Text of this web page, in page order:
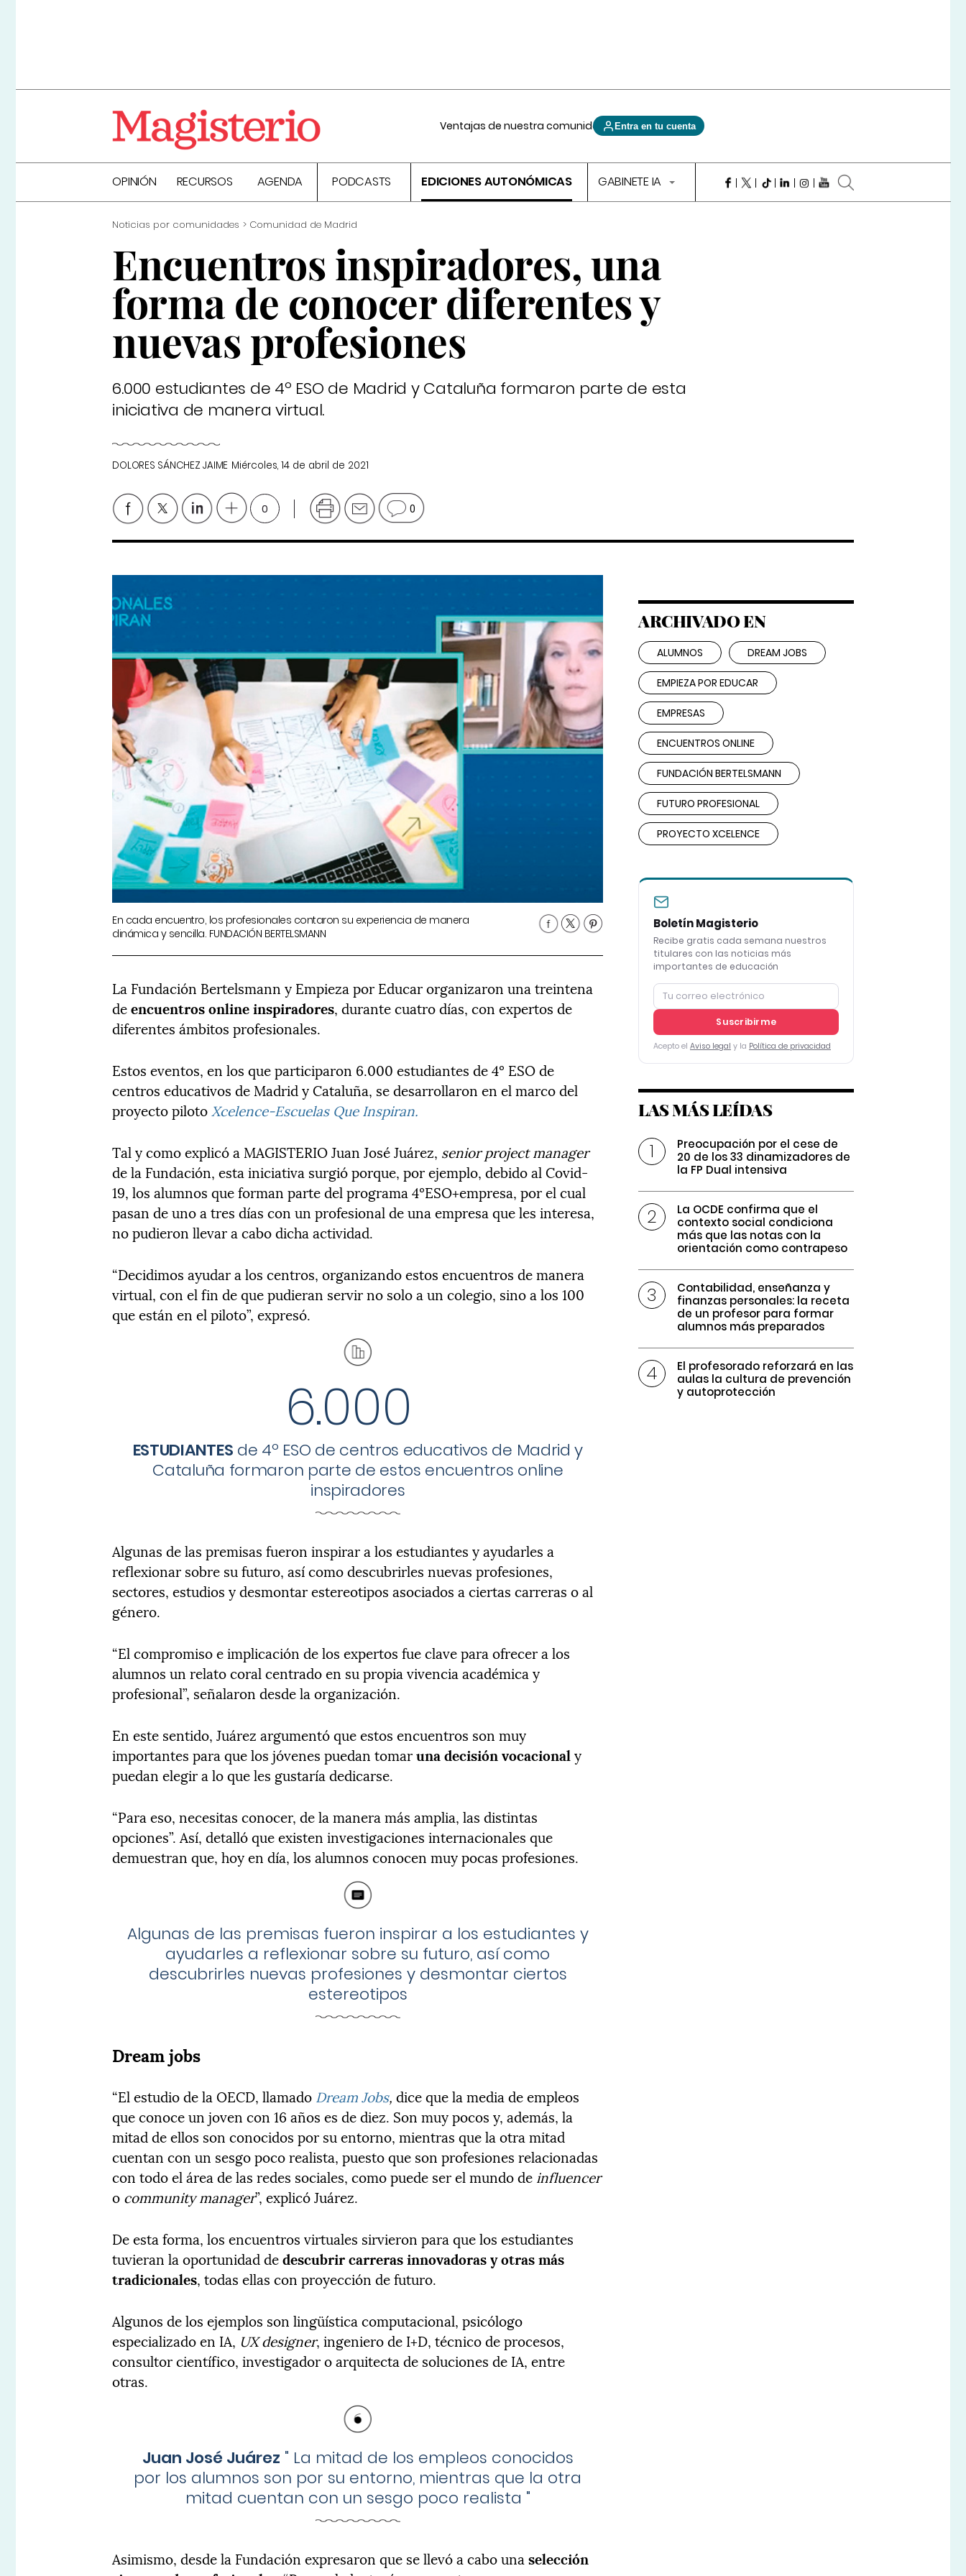
Ventajas de nuestra comunidad Entra en tu cuenta
OPINIÓN RECURSOS AGENDA PODCASTS EDICIONES AUTONÓMICAS GABINETE IA
Noticias por comunidades Comunidad de Madrid
Encuentros inspiradores, una
forma de conocer diferentes y
nuevas profesiones
6.000 estudiantes de 4º ESO de Madrid y Cataluña formaron parte de esta
iniciativa de manera virtual.
DOLORES SÁNCHEZ JAIME Miércoles, 14 de abril de 2021
0 0
En cada encuentro, los profesionales contaron su experiencia de manera
dinámica y sencilla. FUNDACIÓN BERTELSMANN
La Fundación Bertelsmann y Empieza por Educar organizaron una treintena
deencuentros online inspiradores, durante cuatro días, con expertos de
diferentes ámbitos profesionales.
Estos eventos, en los que participaron 6.000 estudiantes de 4º ESO de
centros educativos de Madrid y Cataluña, se desarrollaron en el marco del
proyecto pilotoXcelence-Escuelas Que Inspiran.
Tal y como explicó a MAGISTERIO Juan José Juárez, senior project manager
de la Fundación, esta iniciativa surgió porque, por ejemplo, debido al Covid-
19, los alumnos que forman parte del programa 4ºESO+empresa, por el cual
pasan de uno a tres días con un profesional de una empresa que les interesa,
no pudieron llevar a cabo dicha actividad.
“Decidimos ayudar a los centros, organizando estos encuentros de manera
virtual, con el fin de que pudieran servir no solo a un colegio, sino a los 100
que están en el piloto”, expresó.
6.000
ESTUDIANTES de 4º ESO de centros educativos de Madrid y
Cataluña formaron parte de estos encuentros online
inspiradores
Algunas de las premisas fueron inspirar a los estudiantes y ayudarles a
reflexionar sobre su futuro, así como descubrirles nuevas profesiones,
sectores, estudios y desmontar estereotipos asociados a ciertas carreras o al
género.
“El compromiso e implicación de los expertos fue clave para ofrecer a los
alumnos un relato coral centrado en su propia vivencia académica y
profesional”, señalaron desde la organización.
En este sentido, Juárez argumentó que estos encuentros son muy
importantes para que los jóvenes puedan tomaruna decisión vocacionaly
puedan elegir a lo que les gustaría dedicarse.
“Para eso, necesitas conocer, de la manera más amplia, las distintas
opciones”. Así, detalló que existen investigaciones internacionales que
demuestran que, hoy en día, los alumnos conocen muy pocas profesiones.
Algunas de las premisas fueron inspirar a los estudiantes y
ayudarles a reflexionar sobre su futuro, así como
descubrirles nuevas profesiones y desmontar ciertos
estereotipos
Dream jobs
“El estudio de la OECD, llamado Dream Jobs, dice que la media de empleos
que conoce un joven con 16 años es de diez. Son muy pocos y, además, la
mitad de ellos son conocidos por su entorno, mientras que la otra mitad
cuentan con un sesgo poco realista, puesto que son profesiones relacionadas
con todo el área de las redes sociales, como puede ser el mundo de influencer
o community manager”, explicó Juárez.
De esta forma, los encuentros virtuales sirvieron para que los estudiantes
tuvieran la oportunidad dedescubrir carreras innovadoras y otras más
tradicionales, todas ellas con proyección de futuro.
Algunos de los ejemplos son lingüística computacional, psicólogo
especializado en IA, UX designer, ingeniero de I+D, técnico de procesos,
consultor científico, investigador o arquitecta de soluciones de IA, entre
otras.
Juan José Juárez " La mitad de los empleos conocidos
por los alumnos son por su entorno, mientras que la otra
mitad cuentan con un sesgo poco realista "
Asimismo, desde la Fundación expresaron que se llevó a cabo unaselección
ARCHIVADO EN
ALUMNOS DREAM JOBS
EMPIEZA POR EDUCAR
EMPRESAS
ENCUENTROS ONLINE
FUNDACIÓN BERTELSMANN
FUTURO PROFESIONAL
PROYECTO XCELENCE
Boletín Magisterio
Recibe gratis cada semana nuestros
titulares con las noticias más
importantes de educación
Suscribirme
Acepto el Aviso legal y la Política de privacidad
LAS MÁS LEÍDAS
Preocupación por el cese de
20 de los 33 dinamizadores de
la FP Dual intensiva
La OCDE confirma que el
contexto social condiciona
más que las notas con la
orientación como contrapeso
Contabilidad, enseñanza y
finanzas personales: la receta
de un profesor para formar
alumnos más preparados
El profesorado reforzará en las
aulas la cultura de prevención
y autoprotección